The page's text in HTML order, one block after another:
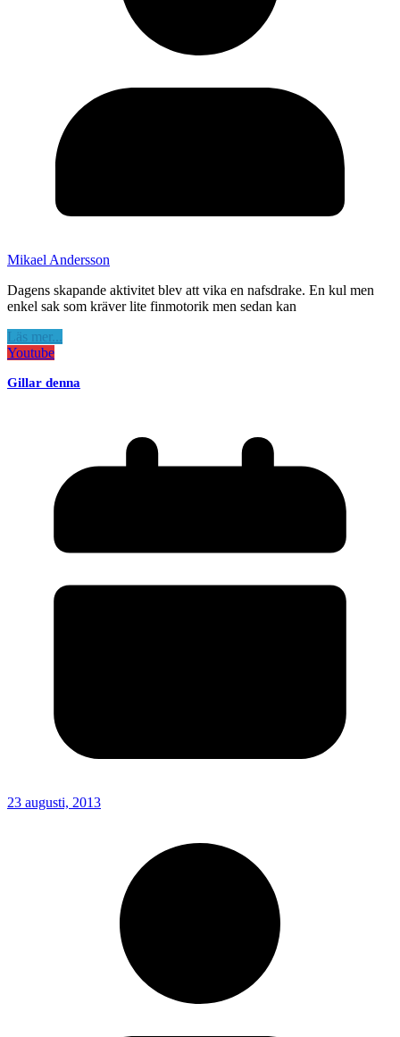
Mikael Andersson
Dagens skapande aktivitet blev att vika en nafsdrake. En kul men
enkel sak som kräver lite finmotorik men sedan kan
Läs mer...
Youtube
Gillar denna
23 augusti, 2013